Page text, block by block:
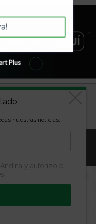
los derechos
nuestras noticias.
y autorizo el
Plus